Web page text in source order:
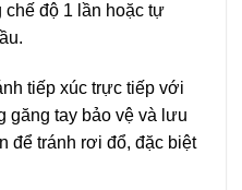
chế độ 1 lần hoặc tự
tiếp xúc trực tiếp với
găng tay bảo vệ và lưu
để tránh rơi đổ, đặc biệt